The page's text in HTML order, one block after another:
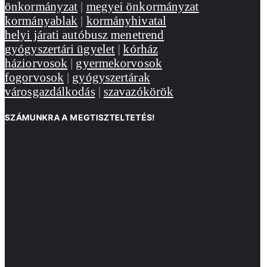
önkormányzat | megyei önkormányzat
kormányablak | kormányhivatal
helyi járati autóbusz menetrend
gyógyszertári ügyelet |kórház
háziorvosok | gyermekorvosok
fogorvosok | gyógyszertárak
városgazdálkodás| szavazókörök
SZÁMUNKRA A MEGTISZTELTETÉS!